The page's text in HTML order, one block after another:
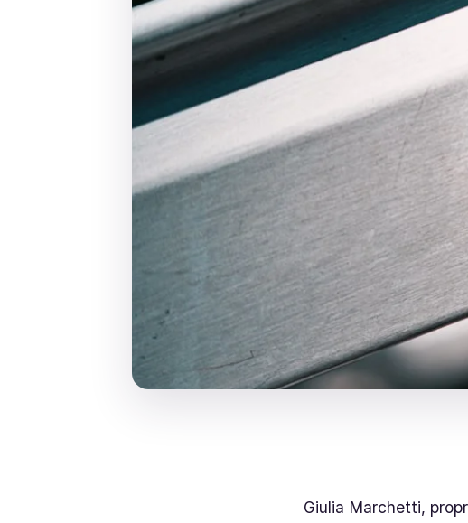
Giulia Marchetti,